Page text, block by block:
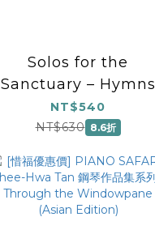
Solos for the
Sanctuary – Hymns
NT$540
NT$630 8.6折